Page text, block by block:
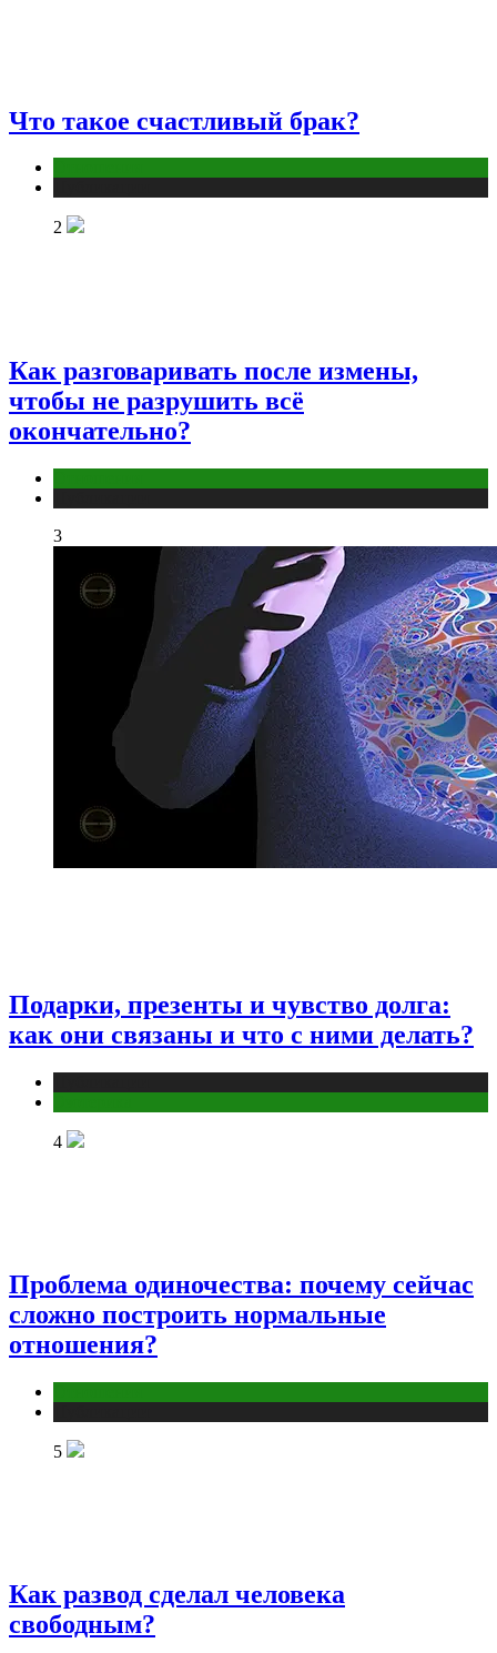
Что такое счастливый брак?
2
Как разговаривать после измены,
чтобы не разрушить всё
окончательно?
3
Подарки, презенты и чувство долга:
как они связаны и что с ними делать?
4
Проблема одиночества: почему сейчас
сложно построить нормальные
отношения?
5
Как развод сделал человека
свободным?